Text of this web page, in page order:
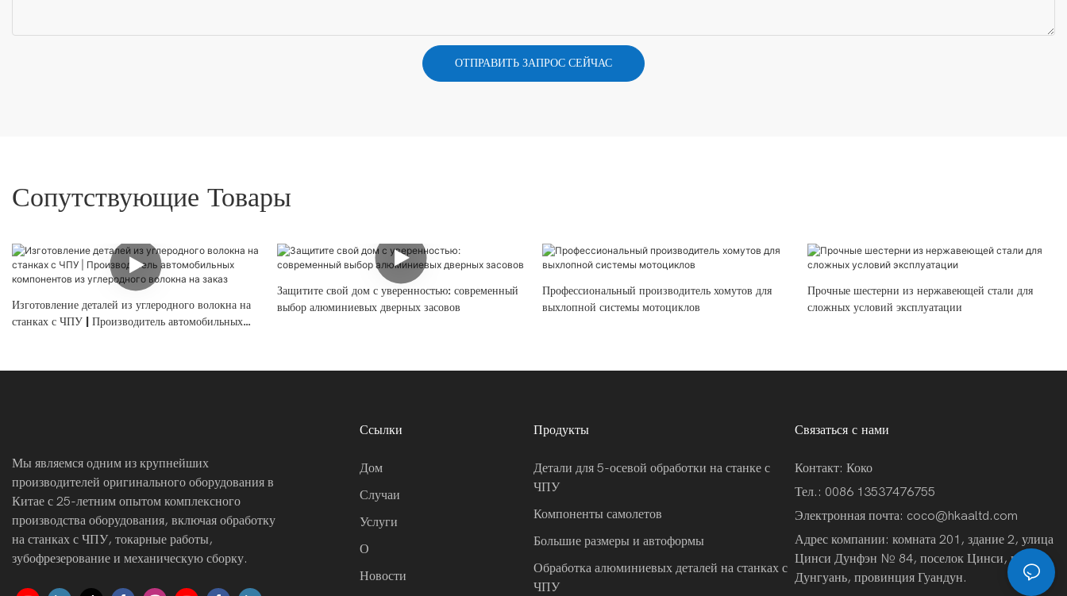
ОТПРАВИТЬ ЗАПРОС СЕЙЧАС
Сопутствующие Товары
Изготовление деталей из углеродного волокна на
станках с ЧПУ | Производитель автомобильных
Защитите свой дом с уверенностью: современный
выбор алюминиевых дверных засовов
Профессиональный производитель хомутов для
выхлопной системы мотоциклов
Прочные шестерни из нержавеющей стали для
сложных условий эксплуатации
Мы являемся одним из крупнейших
производителей оригинального оборудования в
Китае с 25-летним опытом комплексного
производства оборудования, включая обработку
на станках с ЧПУ, токарные работы,
зубофрезерование и механическую сборку.
Ссылки
Дом
Случаи
Услуги
О
Новости
Продукты
Детали для 5-осевой обработки на станке с
ЧПУ
Компоненты самолетов
Большие размеры и автоформы
Обработка алюминиевых деталей на станках с
ЧПУ
Связаться с нами
Контакт: Коко
Тел.: 0086 13537476755
Электронная почта: coco@hkaaltd.com
Адрес компании: комната 201, здание 2, улица
Цинси Дунфэн № 84, поселок Цинси, город
Дунгуань, провинция Гуандун.